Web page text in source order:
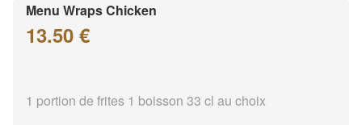
Menu Wraps Chicken
13.50 €
1 portion de frites 1 boisson 33 cl au choix